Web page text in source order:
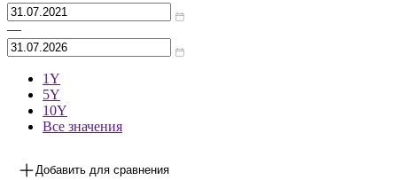
—
1Y
5Y
10Y
Все значения
Добавить для сравнения